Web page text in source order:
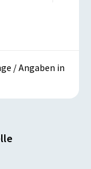
/ Angaben in